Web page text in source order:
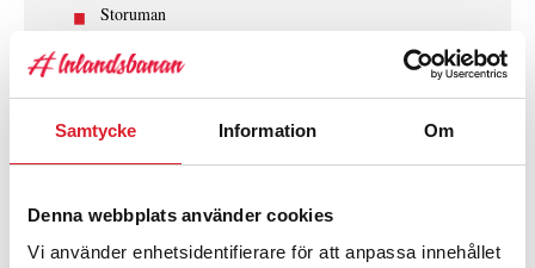
Samtycke Information Om
Denna webbplats använder cookies
Vi använder enhetsidentifierare för att anpassa innehållet
Storuman
Dorotea
Härjedalen
Ljusdal